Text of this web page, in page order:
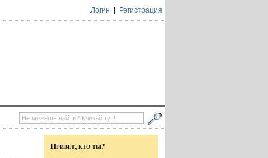
Логин Регистрация
Привет, кто ты?